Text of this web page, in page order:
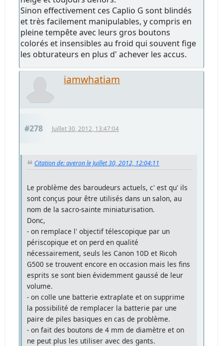
Sinon effectivement ces Caplio G sont blindés
et très facilement manipulables, y compris en
pleine tempête avec leurs gros boutons
colorés et insensibles au froid qui souvent fige
les obturateurs en plus d' achever les accus.
iamwhatiam
#278 Juillet 30, 2012, 13:47:04
Citation de: averon le Juillet 30, 2012, 12:04:11
Le problème des baroudeurs actuels, c' est qu' ils
sont conçus pour être utilisés dans un salon, au
nom de la sacro-sainte miniaturisation.
Donc,
- on remplace l' objectif télescopique par un
périscopique et on perd en qualité
nécessairement, seuls les Canon 10D et Ricoh
G500 se trouvent encore en occasion mais les fins
esprits se sont bien évidemment gaussé de leur
volume.
- on colle une batterie extraplate et on supprime
la possibilité de remplacer la batterie par une
paire de piles basiques en cas de problème.
- on fait des boutons de 4 mm de diamètre et on
ne peut plus les utiliser avec des gants.